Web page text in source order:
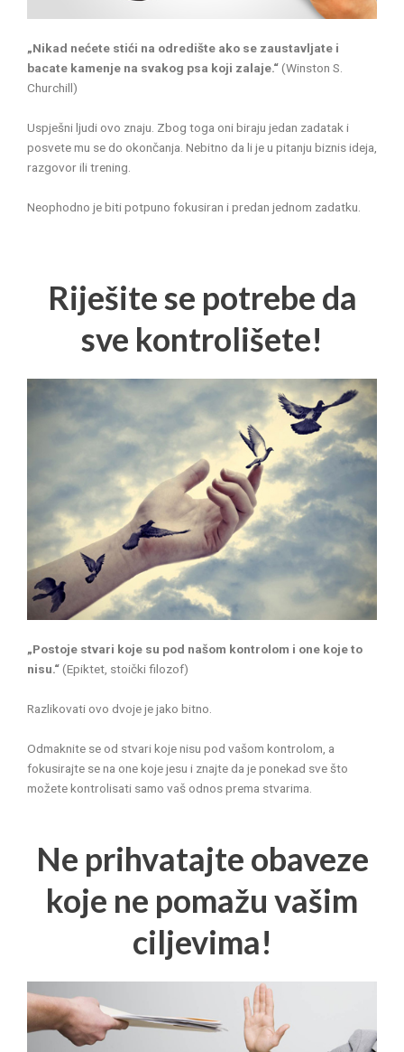
„Nikad nećete stići na odredište ako se zaustavljate i
bacate kamenje na svakog psa koji zalaje.“(Winston S.
Churchill)
Uspješni ljudi ovo znaju. Zbog toga oni biraju jedan zadatak i
posvete mu se do okončanja. Nebitno da li je u pitanju biznis ideja,
razgovor ili trening.
Neophodno je biti potpuno fokusiran i predan jednom zadatku.
Riješite se potrebe da
sve kontrolišete!
„Postoje stvari koje su pod našom kontrolom i one koje to
nisu.“(Epiktet, stoički filozof)
Razlikovati ovo dvoje je jako bitno.
Odmaknite se od stvari koje nisu pod vašom kontrolom, a
fokusirajte se na one koje jesu i znajte da je ponekad sve što
možete kontrolisati samo vaš odnos prema stvarima.
Ne prihvatajte obaveze
koje ne pomažu vašim
ciljevima!